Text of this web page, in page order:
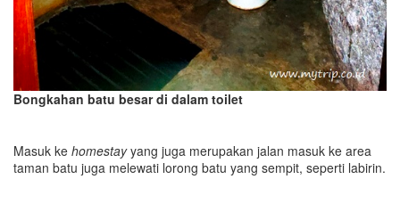
Bongkahan batu besar di dalam toilet
Masuk ke homestayyang juga merupakan jalan masuk ke area
taman batu juga melewati lorong batu yang sempit, seperti labirin.